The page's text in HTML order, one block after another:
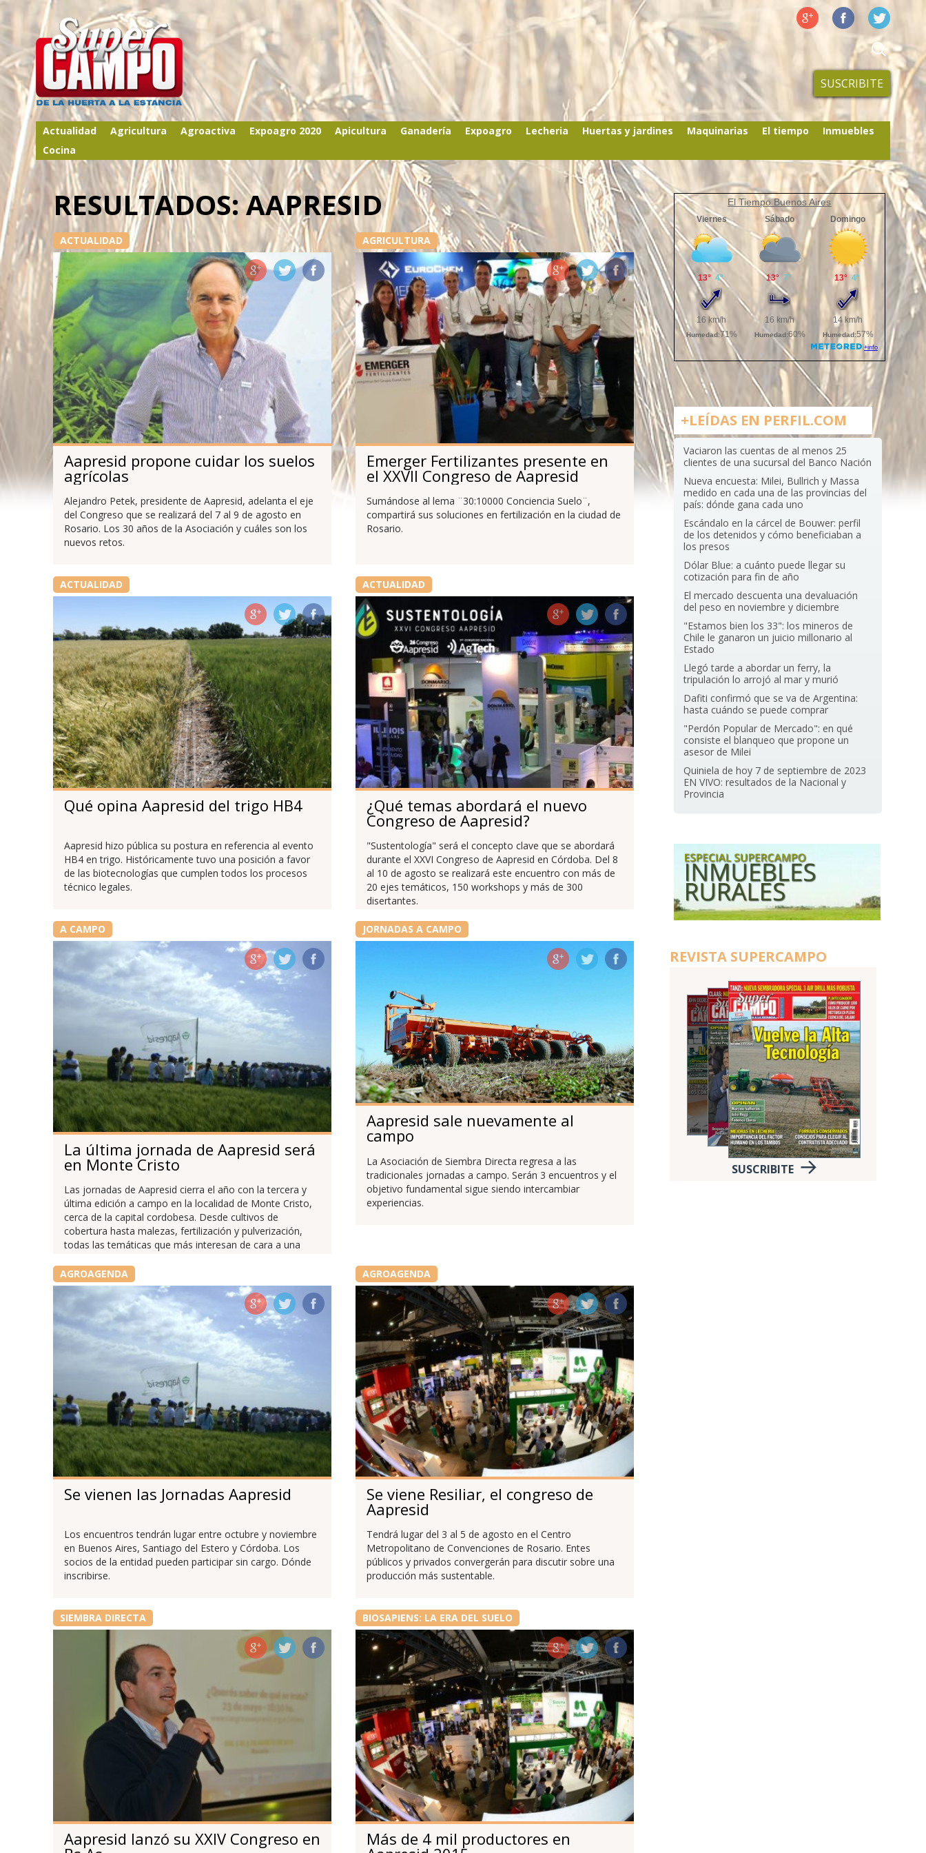
SUSCRIBITE
Actualidad Agricultura Agroactiva Expoagro 2020 Apicultura Ganadería Expoagro Lecheria Huertas y jardines Maquinarias El tiempo
Inmuebles
Cocina
RESULTADOS: AAPRESID
ACTUALIDAD
Aapresid propone cuidar los suelos
agrícolas
Alejandro Petek, presidente de Aapresid, adelanta el eje
del Congreso que se realizará del 7 al 9 de agosto en
Rosario. Los 30 años de la Asociación y cuáles son los
nuevos retos.
AGRICULTURA
Emerger Fertilizantes presente en
el XXVII Congreso de Aapresid
Sumándose al lema ¨30:10000 Conciencia Suelo¨,
compartirá sus soluciones en fertilización en la ciudad de
Rosario.
ACTUALIDAD
Qué opina Aapresid del trigo HB4
Aapresid hizo pública su postura en referencia al evento
HB4 en trigo. Históricamente tuvo una posición a favor
de las biotecnologías que cumplen todos los procesos
técnico legales.
ACTUALIDAD
¿Qué temas abordará el nuevo
Congreso de Aapresid?
"Sustentología" será el concepto clave que se abordará
durante el XXVI Congreso de Aapresid en Córdoba. Del 8
al 10 de agosto se realizará este encuentro con más de
20 ejes temáticos, 150 workshops y más de 300
disertantes.
A CAMPO
La última jornada de Aapresid será
en Monte Cristo
Las jornadas de Aapresid cierra el año con la tercera y
última edición a campo en la localidad de Monte Cristo,
cerca de la capital cordobesa. Desde cultivos de
cobertura hasta malezas, fertilización y pulverización,
todas las temáticas que más interesan de cara a una
JORNADAS A CAMPO
Aapresid sale nuevamente al
campo
La Asociación de Siembra Directa regresa a las
tradicionales jornadas a campo. Serán 3 encuentros y el
objetivo fundamental sigue siendo intercambiar
experiencias.
AGROAGENDA
Se vienen las Jornadas Aapresid
Los encuentros tendrán lugar entre octubre y noviembre
en Buenos Aires, Santiago del Estero y Córdoba. Los
socios de la entidad pueden participar sin cargo. Dónde
inscribirse.
AGROAGENDA
Se viene Resiliar, el congreso de
Aapresid
Tendrá lugar del 3 al 5 de agosto en el Centro
Metropolitano de Convenciones de Rosario. Entes
públicos y privados convergerán para discutir sobre una
producción más sustentable.
SIEMBRA DIRECTA
Aapresid lanzó su XXIV Congreso en
BIOSAPIENS: LA ERA DEL SUELO
Más de 4 mil productores en
El Tiempo Buenos Aires
+LEÍDAS EN PERFIL.COM
Vaciaron las cuentas de al menos 25
clientes de una sucursal del Banco Nación
Nueva encuesta: Milei, Bullrich y Massa
medido en cada una de las provincias del
país: dónde gana cada uno
Escándalo en la cárcel de Bouwer: perfil
de los detenidos y cómo beneficiaban a
los presos
Dólar Blue: a cuánto puede llegar su
cotización para fin de año
El mercado descuenta una devaluación
del peso en noviembre y diciembre
"Estamos bien los 33": los mineros de
Chile le ganaron un juicio millonario al
Estado
Llegó tarde a abordar un ferry, la
tripulación lo arrojó al mar y murió
Dafiti confirmó que se va de Argentina:
hasta cuándo se puede comprar
"Perdón Popular de Mercado": en qué
consiste el blanqueo que propone un
asesor de Milei
Quiniela de hoy 7 de septiembre de 2023
EN VIVO: resultados de la Nacional y
Provincia
REVISTA SUPERCAMPO
SUSCRIBITE